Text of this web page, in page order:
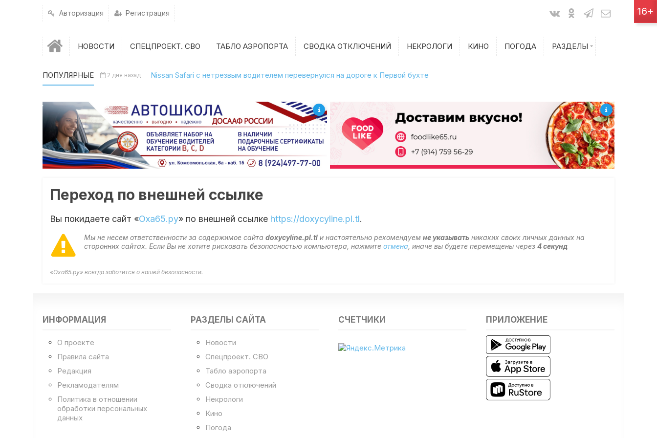
Авторизация Регистрация
НОВОСТИ СПЕЦПРОЕКТ. СВО ТАБЛО АЭРОПОРТА СВОДКА ОТКЛЮЧЕНИЙ НЕКРОЛОГИ КИНО ПОГОДА РАЗДЕЛЫ
Показания счетчиков
Билеты на поезд
ПОПУЛЯРНЫЕ 2 дня назад Nissan Safari с нетрезвым водителем перевернулся на дороге к Первой бухте
Переход по внешней ссылке
Вы покидаете сайт «Оха65.ру» по внешней ссылке https://doxycyline.pl.tl.
Мы не несем ответственности за содержимое сайтаdoxycyline.pl.tl и настоятельно рекомендуемне указывать никаких своих личных данных на
сторонних сайтах. Если Вы не хотите рисковать безопасностью компьютера, нажмитеотмена , иначе вы будете перемещены через3секунд
«Оха65.ру» всегда заботится о вашей безопасности.
ИНФОРМАЦИЯ
О проекте
Правила сайта
Редакция
Рекламодателям
Политика в отношении
обработки персональных
данных
РАЗДЕЛЫ САЙТА
Новости
Спецпроект. СВО
Табло аэропорта
Сводка отключений
Некрологи
Кино
Погода
СЧЕТЧИКИ ПРИЛОЖЕНИЕ
16+